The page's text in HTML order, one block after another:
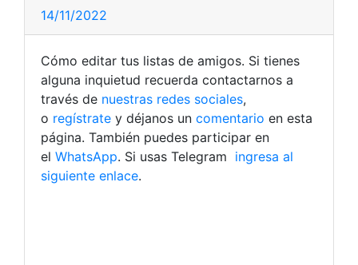
14/11/2022
Cómo editar tus listas de amigos. Si tienes
alguna inquietud recuerda contactarnos a
través de nuestras redes sociales,
o regístrate y déjanos un comentario en esta
página. También puedes participar en
el WhatsApp. Si usas Telegram ingresa al
siguiente enlace.